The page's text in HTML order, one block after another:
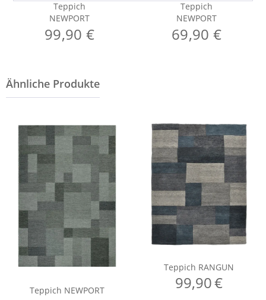
Teppich
NEWPORT
99,90 €
Teppich
NEWPORT
69,90 €